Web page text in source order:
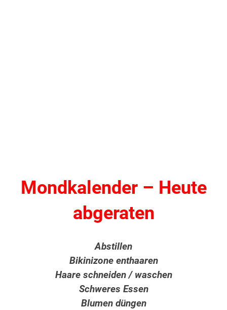
Mondkalender – Heute
abgeraten
Abstillen
Bikinizone enthaaren
Haare schneiden / waschen
Schweres Essen
Blumen düngen